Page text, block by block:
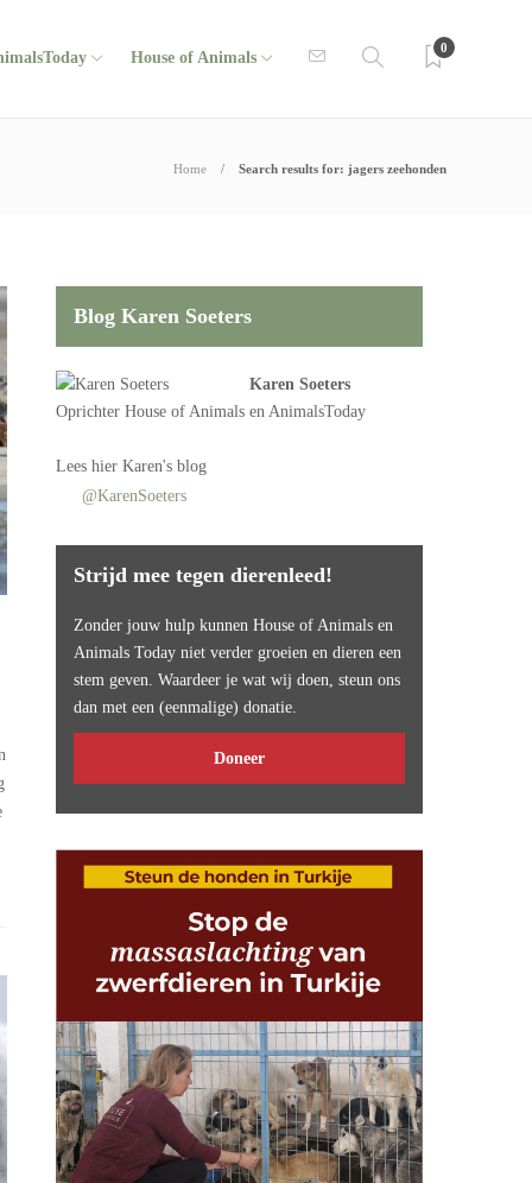
House of Animals
0
Home Search results for: jagers zeehonden
Blog Karen Soeters
Karen Soeters
Oprichter House of Animalsen AnimalsToday
Lees hier Karen's blog
@KarenSoeters
Strijd mee tegen dierenleed!
Zonder jouw hulp kunnen House of Animals en
Animals Today niet verder groeien en dieren een
stem geven. Waardeer je wat wij doen, steun ons
dan met een (eenmalige) donatie.
Doneer